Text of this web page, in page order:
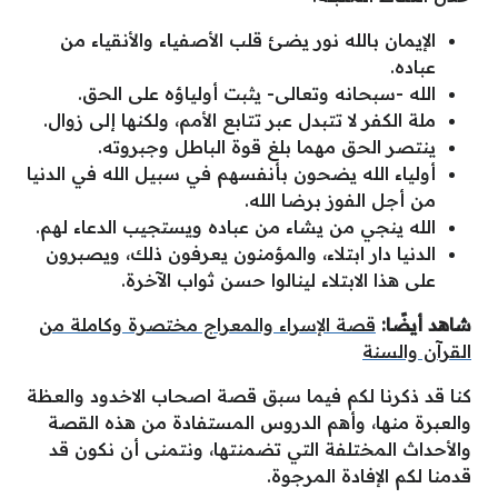
الإيمان بالله نور يضئ قلب الأصفياء والأنقياء من
عباده.
الله -سبحانه وتعالى- يثبت أولياؤه على الحق.
ملة الكفر لا تتبدل عبر تتابع الأمم، ولكنها إلى زوال.
ينتصر الحق مهما بلغ قوة الباطل وجبروته.
أولياء الله يضحون بأنفسهم في سبيل الله في الدنيا
من أجل الفوز برضا الله.
الله ينجي من يشاء من عباده ويستجيب الدعاء لهم.
الدنيا دار ابتلاء، والمؤمنون يعرفون ذلك، ويصبرون
على هذا الابتلاء لينالوا حسن ثواب الآخرة.
شاهد أيضًا: قصة الإسراء والمعراج مختصرة وكاملة من
القرآن والسنة
كنا قد ذكرنا لكم فيما سبق قصة اصحاب الاخدود والعظة
والعبرة منها، وأهم الدروس المستفادة من هذه القصة
والأحداث المختلفة التي تضمنتها، ونتمنى أن نكون قد
قدمنا لكم الإفادة المرجوة.